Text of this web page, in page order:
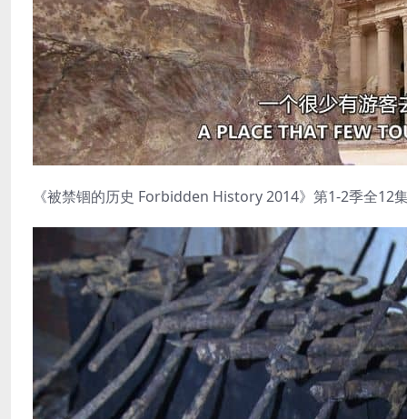
《被禁锢的历史 Forbidden History 2014》第1-2季全12